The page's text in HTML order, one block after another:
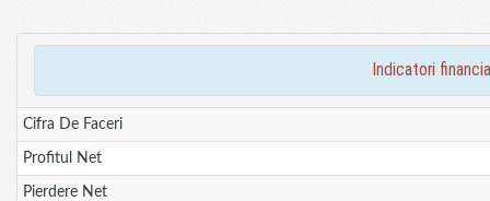
indicatori
Cifra De Faceri
Profitul Net
Pierdere Net